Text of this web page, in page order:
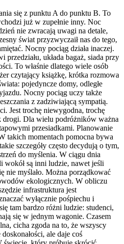
się z punktu A do punktu B. To
już w zupełnie inny. Noc
nie zwracają uwagi na detale,
świat przyzwyczaił nas do tego,
Nocny pociąg działa inaczej.
układa bagaż, siada przy
To właśnie dlatego wiele osób
czytający książkę, krótka rozmowa
pojedyncze domy, odległe
Nocny pociąg uczy także
z zadziwiającą sympatią.
Jest trochę niewygodna, trochę
drogi. Dla wielu podróżników ważna
przesiadkami. Planowanie
takich momentach pomocna bywa
szczegóły często decydują o tym,
do myślenia. W ciągu dnia
wokół są inni ludzie, nawet jeśli
nie myślało. Można porządkować
ekologicznych. W obliczu
infrastruktura jest
wyłącznie pośpiechu i
tam bardzo różni ludzie: studenci,
się w jednym wagonie. Czasem
cicha zgoda na to, że wszyscy
ale daje coś